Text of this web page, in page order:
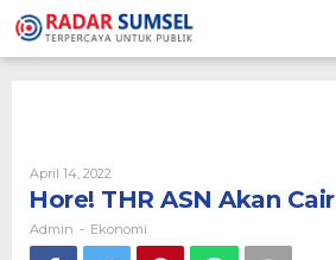
Skip
to
content
April 14, 2022
Admin
Hore! THR ASN Akan Cair
Admin - Ekonomi